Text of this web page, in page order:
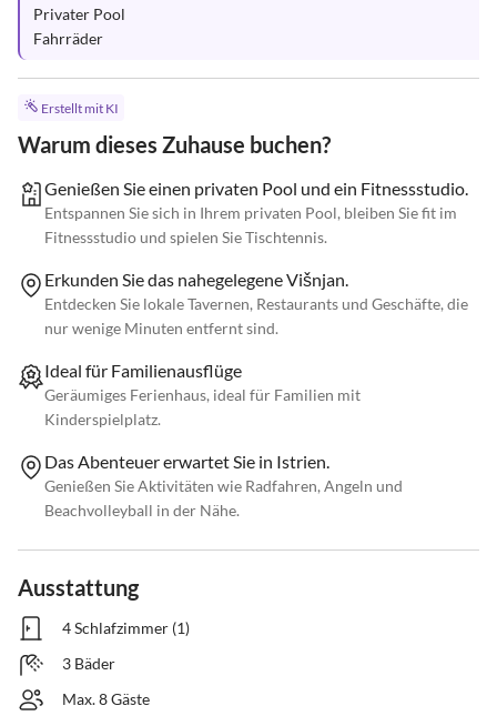
Privater Pool
Fahrräder
Erstellt mit KI
Warum dieses Zuhause buchen?
Genießen Sie einen privaten Pool und ein Fitnessstudio.
Entspannen Sie sich in Ihrem privaten Pool, bleiben Sie fit im
Fitnessstudio und spielen Sie Tischtennis.
Erkunden Sie das nahegelegene Višnjan.
Entdecken Sie lokale Tavernen, Restaurants und Geschäfte, die
nur wenige Minuten entfernt sind.
Ideal für Familienausflüge
Geräumiges Ferienhaus, ideal für Familien mit
Kinderspielplatz.
Das Abenteuer erwartet Sie in Istrien.
Genießen Sie Aktivitäten wie Radfahren, Angeln und
Beachvolleyball in der Nähe.
Ausstattung
4 Schlafzimmer (1)
3 Bäder
Max. 8 Gäste